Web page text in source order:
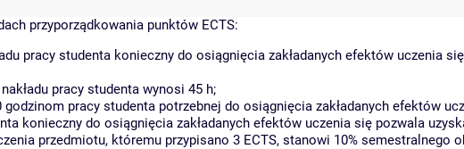
przyporządkowania punktów ECTS:
pracy studenta konieczny do osiągnięcia zakładanych efektów uczenia
pracy studenta wynosi 45 h;
godzinom pracy studenta potrzebnej do osiągnięcia zakładanych efektów
konieczny do osiągnięcia zakładanych efektów uczenia się pozwala
przedmiotu, któremu przypisano 3 ECTS, stanowi 10% semestralnego